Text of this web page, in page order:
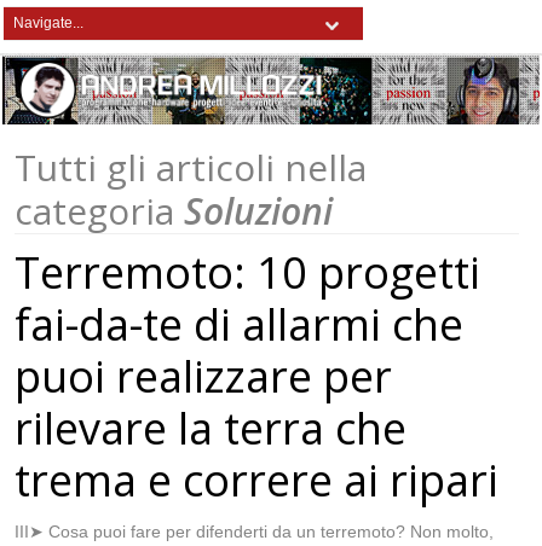
Tutti gli articoli nella
categoria Soluzioni
Terremoto: 10 progetti
fai-da-te di allarmi che
puoi realizzare per
rilevare la terra che
trema e correre ai ripari
III➤ Cosa puoi fare per difenderti da un terremoto? Non molto,